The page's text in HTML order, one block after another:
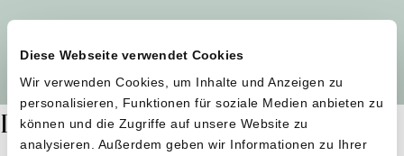
Diese Webseite verwendet Cookies
Wir verwenden Cookies, um Inhalte und Anzeigen zu
personalisieren, Funktionen für soziale Medien anbieten zu
können und die Zugriffe auf unsere Website zu
analysieren. Außerdem geben wir Informationen zu Ihrer
Dafür stehen wir